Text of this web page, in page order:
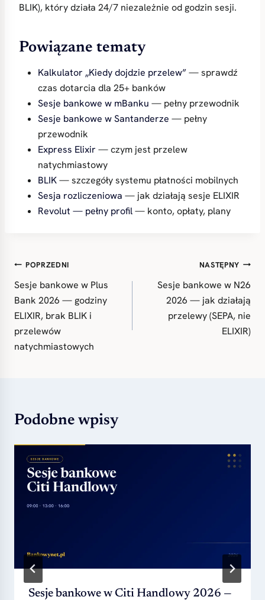
BLIK), który działa 24/7 niezależnie od godzin sesji.
Powiązane tematy
Kalkulator „Kiedy dojdzie przelew”— sprawdź
czas dotarcia dla 25+ banków
Sesje bankowe w mBanku — pełny przewodnik
Sesje bankowe w Santanderze — pełny
przewodnik
Express Elixir — czym jest przelew
natychmiastowy
BLIK— szczegóły systemu płatności mobilnych
Sesja rozliczeniowa — jak działają sesje ELIXIR
Revolut — pełny profil— konto, opłaty, plany
Nawigacja
wpisu
POPRZEDNI
Sesje bankowe w Plus
Bank 2026 — godziny
ELIXIR, brak BLIK i
przelewów
natychmiastowych
NASTĘPNY
Sesje bankowe w N26
2026 — jak działają
przelewy (SEPA, nie
ELIXIR)
Podobne wpisy
Sesje bankowe w Citi Handlowy 2026 —